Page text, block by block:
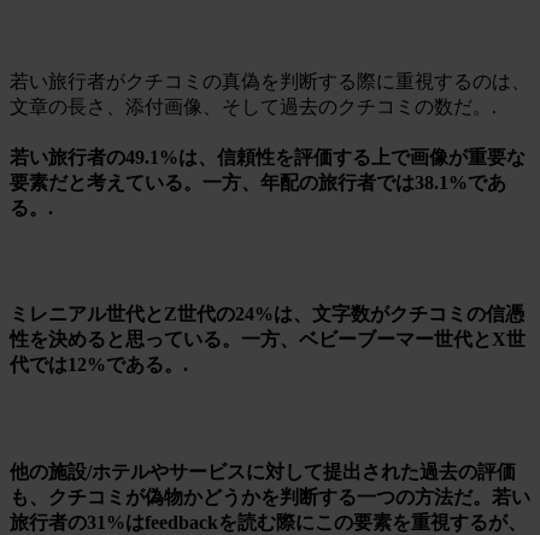
若い旅行者がクチコミの真偽を判断する際に重視するのは、
文章の長さ、添付画像、そして過去のクチコミの数だ。.
若い旅行者の49.1%は、信頼性を評価する上で画像が重要な
要素だと考えている。一方、年配の旅行者では38.1%であ
る。.
ミレニアル世代とZ世代の24%は、文字数がクチコミの信憑
性を決めると思っている。一方、ベビーブーマー世代とX世
代では12%である。.
他の施設/ホテルやサービスに対して提出された過去の評価
も、クチコミが偽物かどうかを判断する一つの方法だ。若い
旅行者の31%はfeedbackを読む際にこの要素を重視するが、